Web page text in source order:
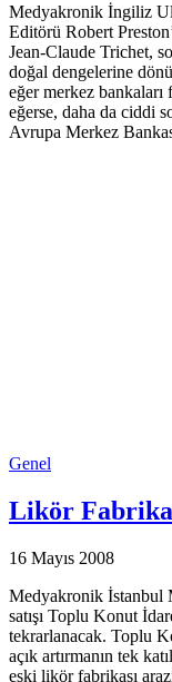
Medyakronik İngiliz
Editörü Robert
Jean-Claude Trichet,
doğal dengelerine
eğer merkez bankaları
eğerse, daha da ciddi
Avrupa Merkez
Genel
Likör
16 Mayıs 2008
Medyakronik İstanbul
satışı Toplu Konut
tekrarlanacak. Toplu
açık artırmanın tek
eski likör fabrikası